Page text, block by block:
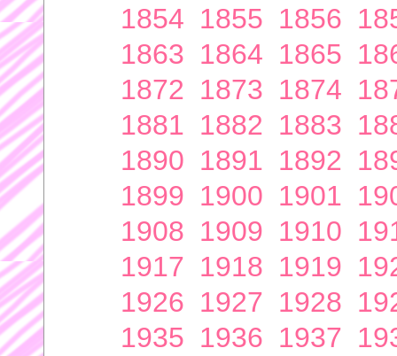
1854 1855 1856
1863 1864 1865
1872 1873 1874
1881 1882 1883
1890 1891 1892
1899 1900 1901
1908 1909 1910
1917 1918 1919
1926 1927 1928
1935 1936 1937